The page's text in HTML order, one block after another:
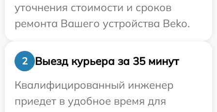
уточнения стоимости и сроков
ремонта Вашего устройства Beko.
2
Выезд курьера за 35 минут
Квалифицированный инженер
приедет в удобное время для